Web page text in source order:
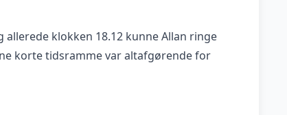
klokken 18.12 kunne Allan ringe
korte tidsramme var altafgørende for